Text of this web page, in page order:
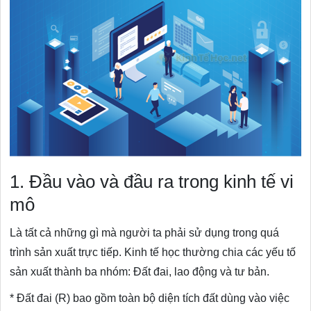
1. Đầu vào và đầu ra trong kinh tế vi
mô
Là tất cả những gì mà người ta phải sử dụng trong quá
trình sản xuất trực tiếp. Kinh tế học thường chia các yếu tố
sản xuất thành ba nhóm: Đất đai, lao động và tư bản.
* Đất đai (R) bao gồm toàn bộ diện tích đất dùng vào việc